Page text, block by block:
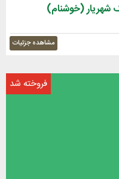
مشاهده جزئیات
فروخته شد